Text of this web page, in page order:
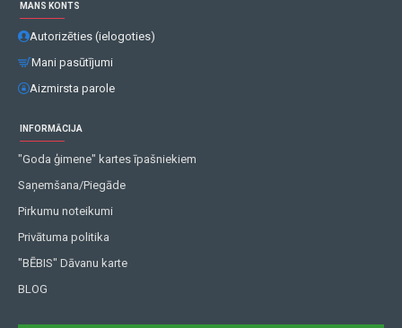
MANS KONTS
Autorizēties (ielogoties)
Mani pasūtījumi
Aizmirsta parole
INFORMĀCIJA
"Goda ģimene" kartes īpašniekiem
Saņemšana/Piegāde
Pirkumu noteikumi
Privātuma politika
"BĒBIS" Dāvanu karte
BLOG